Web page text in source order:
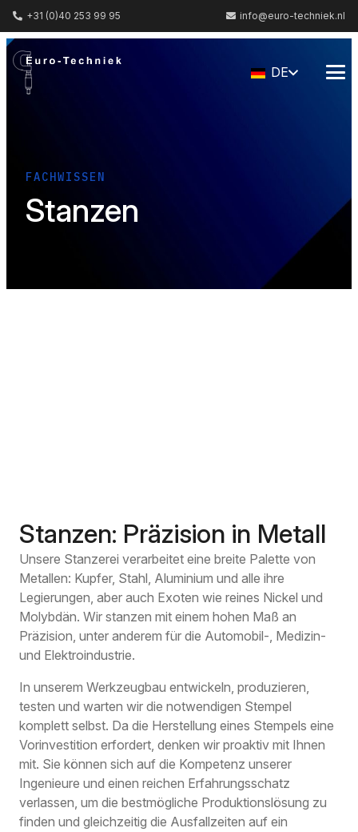
+31 (0)40 253 99 95 info@euro-techniek.nl
DE
FACHWISSEN
Stanzen
Stanzen: Präzision in Metall
Unsere Stanzerei verarbeitet eine breite Palette von
Metallen: Kupfer, Stahl, Aluminium und alle ihre
Legierungen, aber auch Exoten wie reines Nickel und
Molybdän. Wir stanzen mit einem hohen Maß an
Präzision, unter anderem für die Automobil-, Medizin-
und Elektroindustrie.
In unserem Werkzeugbau entwickeln, produzieren,
testen und warten wir die notwendigen Stempel
komplett selbst. Da die Herstellung eines Stempels eine
Vorinvestition erfordert, denken wir proaktiv mit Ihnen
mit. Sie können sich auf die Kompetenz unserer
Ingenieure und einen reichen Erfahrungsschatz
verlassen, um die bestmögliche Produktionslösung zu
finden und gleichzeitig die Ausfallzeiten auf ein